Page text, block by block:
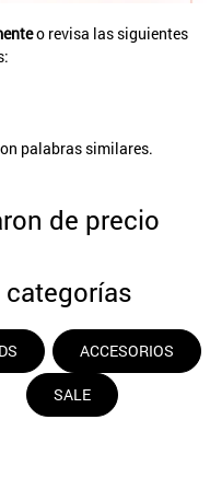
o revisa las siguientes
palabras similares.
de precio
ACCESORIOS
SALE